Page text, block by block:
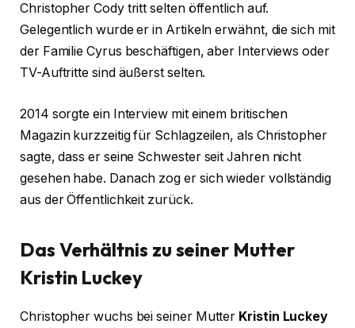
Christopher Cody tritt selten öffentlich auf.
Gelegentlich wurde er in Artikeln erwähnt, die sich mit
der Familie Cyrus beschäftigen, aber Interviews oder
TV-Auftritte sind äußerst selten.
2014 sorgte ein Interview mit einem britischen
Magazin kurzzeitig für Schlagzeilen, als Christopher
sagte, dass er seine Schwester seit Jahren nicht
gesehen habe. Danach zog er sich wieder vollständig
aus der Öffentlichkeit zurück.
Das Verhältnis zu seiner Mutter
Kristin Luckey
Christopher wuchs bei seiner Mutter Kristin Luckey